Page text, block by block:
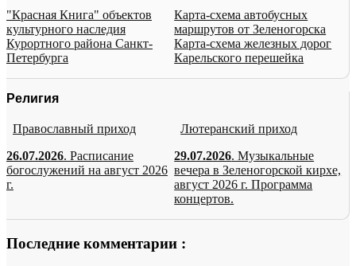
"Красная Книга" объектов
культурного наследия
Курортного района Санкт-
Петербурга
Карта-схема автобусных
маршрутов от Зеленогорска
Карта-схема железных дорог
Карельского перешейка
Религия
Православный приход
26.07.2026. Расписание
богослужений на август 2026
г.
Лютеранский приход
29.07.2026. Музыкальные
вечера в Зеленогорской кирхе,
август 2026 г. Программа
концертов.
Последние комментарии :